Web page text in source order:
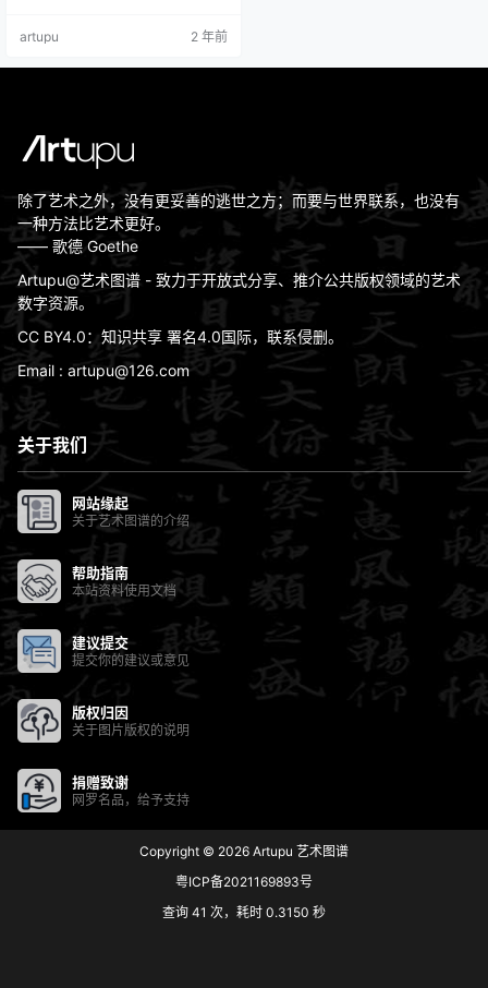
6 cm现位于：Birmingham Museu
版权信息：Public Domai…
artupu 2 年前
除了艺术之外，没有更妥善的逃世之方；而要与世界联系，也没有
一种方法比艺术更好。
—— 歌德 Goethe
Artupu@艺术图谱 - 致力于开放式分享、推介公共版权领域的艺术
数字资源。
CC BY4.0：知识共享 署名4.0国际，联系侵删。
Email : artupu@126.com
关于我们
网站缘起
关于艺术图谱的介绍
帮助指南
本站资料使用文档
建议提交
提交你的建议或意见
版权归因
关于图片版权的说明
捐赠致谢
网罗名品，给予支持
Copyright © 2026 Artupu 艺术图谱
粤ICP备2021169893号
查询 41 次，耗时 0.3150 秒